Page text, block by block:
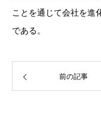
ことを通じて会社を進
である。
前の記事